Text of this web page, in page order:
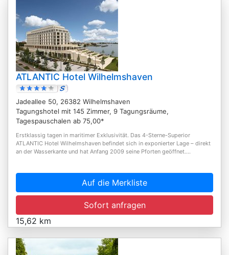
ATLANTIC Hotel Wilhelmshaven
Jadeallee 50, 26382 Wilhelmshaven
Tagungshotel mit 145 Zimmer, 9 Tagungsräume,
Tagespauschalen ab 75,00*
Erstklassig tagen in maritimer Exklusivität. Das 4-Sterne-Superior
ATLANTIC Hotel Wilhelmshaven befindet sich in exponierter Lage – direkt
an der Wasserkante und hat Anfang 2009 seine Pforten geöffnet....
Auf die Merkliste
Sofort anfragen
15,62 km